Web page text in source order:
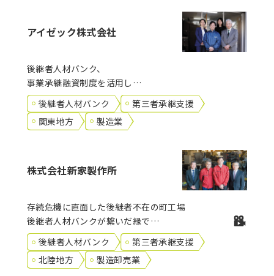
アイゼック株式会社
後継者人材バンク、
事業承継融資制度を活用した
事業引継ぎを実現
後継者人材バンク
第三者承継支援
関東地方
製造業
株式会社新家製作所
存続危機に直面した後継者不在の町工場
後継者人材バンクが繋いだ縁で
第三者への事業引継ぎを実現
後継者人材バンク
第三者承継支援
北陸地方
製造卸売業